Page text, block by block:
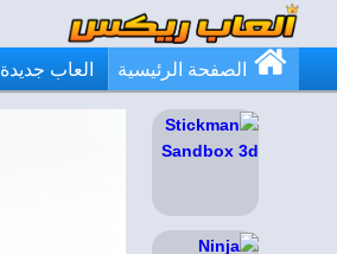
الصفحة الرئيسية العاب جديدة